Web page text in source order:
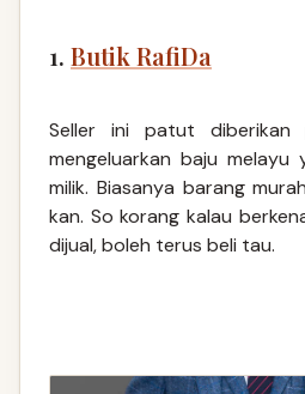
1. Butik RafiDa
Seller ini patut diberikan
mengeluarkan baju melayu
milik. Biasanya barang
kan. So korang kalau
dijual, boleh terus beli tau.